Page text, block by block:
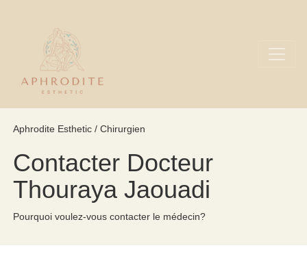
Aphrodite Esthetic / Chirurgien
Contacter Docteur
Thouraya Jaouadi
Pourquoi voulez-vous contacter le médecin?